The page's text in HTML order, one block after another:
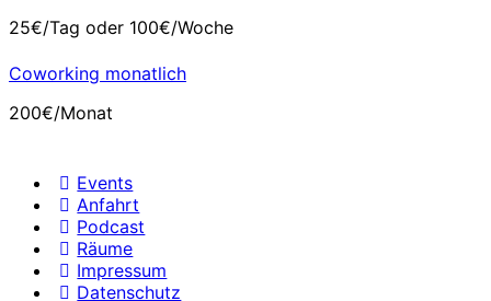
25€/Tag oder 100€/Woche
Coworking monatlich
200€/Monat
Events
Anfahrt
Podcast
Räume
Impressum
Datenschutz